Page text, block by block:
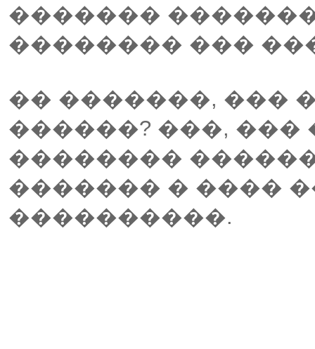
�������
�������� ���
�� �������, ���
������? ���,
��������
������� � ����
����������.